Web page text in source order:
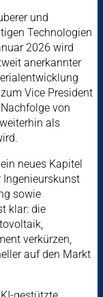
und
Technologien
2026 wird
anerkannter
Vice President
von
als
neues Kapitel
Ingenieurskunst
sowie
klar: die
verkürzen,
auf den Markt